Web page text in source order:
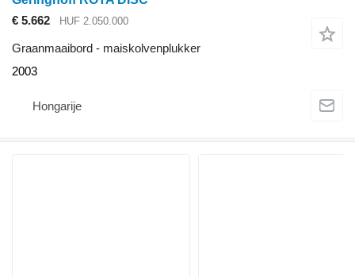
€ 5.662
HUF 2.050.000
Graanmaaibord - maiskolvenplukker
2003
Hongarije